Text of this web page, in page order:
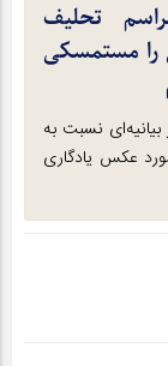
تحلیف
را مستمسکی
نسبت به
عکس یادگاری